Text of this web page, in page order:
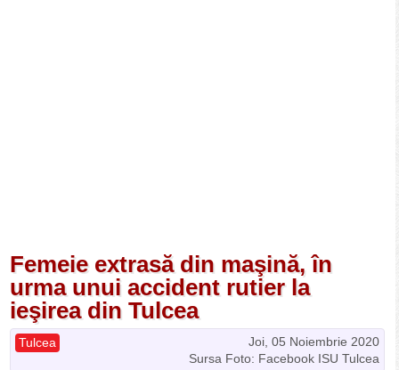
Femeie extrasă din maşină, în
urma unui accident rutier la
ieşirea din Tulcea
Joi, 05 Noiembrie 2020
Tulcea
Sursa Foto: Facebook ISU Tulcea